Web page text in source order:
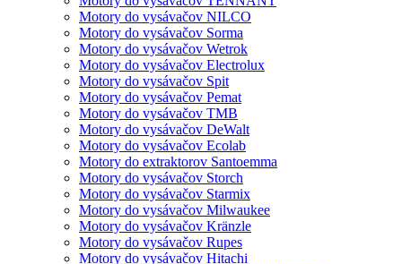
Motory do vysávačov NILCO
Motory do vysávačov Sorma
Motory do vysávačov Wetrok
Motory do vysávačov Electrolux
Motory do vysávačov Spit
Motory do vysávačov Pemat
Motory do vysávačov TMB
Motory do vysávačov DeWalt
Motory do vysávačov Ecolab
Motory do extraktorov Santoemma
Motory do vysávačov Storch
Motory do vysávačov Starmix
Motory do vysávačov Milwaukee
Motory do vysávačov Kränzle
Motory do vysávačov Rupes
Motory do vysávačov Hitachi